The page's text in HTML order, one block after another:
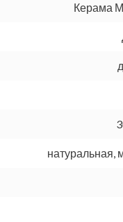
Керама
натуральная,